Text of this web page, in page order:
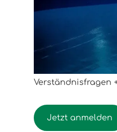
Erfahre mehr
Intensives Lesen
Verständnisfragen
Jetzt anmelden